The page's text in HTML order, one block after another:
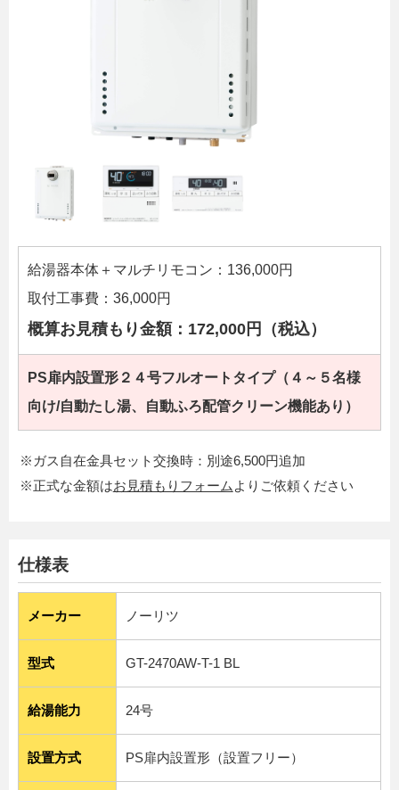
給湯器本体＋マルチリモコン：136,000円
取付工事費：36,000円
概算お見積もり金額：172,000円（税込）
PS扉内設置形２４号フルオートタイプ（４～５名様
向け/自動たし湯、自動ふろ配管クリーン機能あり）
※ガス自在金具セット交換時：別途6,500円追加
※正式な金額はお見積もりフォーム よりご依頼ください
仕様表
メーカー ノーリツ
型式 GT-2470AW-T-1 BL
給湯能力 24号
設置方式 PS扉内設置形（設置フリー）